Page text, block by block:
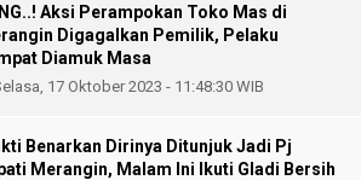
Aksi Perampokan Toko Mas di
Digagalkan Pemilik, Pelaku
Diamuk Masa
17 Oktober 2023 - 11:48:30 WIB
Benarkan Dirinya Ditunjuk Jadi Pj
Merangin, Malam Ini Ikuti Gladi Bersih